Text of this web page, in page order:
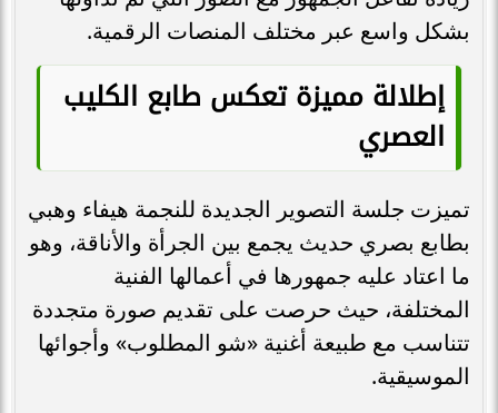
بشكل واسع عبر مختلف المنصات الرقمية.
إطلالة مميزة تعكس طابع الكليب
العصري
تميزت جلسة التصوير الجديدة للنجمة هيفاء وهبي
بطابع بصري حديث يجمع بين الجرأة والأناقة، وهو
ما اعتاد عليه جمهورها في أعمالها الفنية
المختلفة، حيث حرصت على تقديم صورة متجددة
تتناسب مع طبيعة أغنية «شو المطلوب» وأجوائها
الموسيقية.